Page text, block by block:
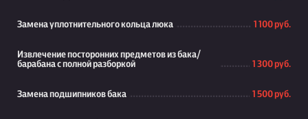
Замена уплотнительного кольца люка 1 100 руб.
Извлечение посторонних предметов из бака/
барабана с полной разборкой
1 300 руб.
Замена подшипников бака 1 500 руб.